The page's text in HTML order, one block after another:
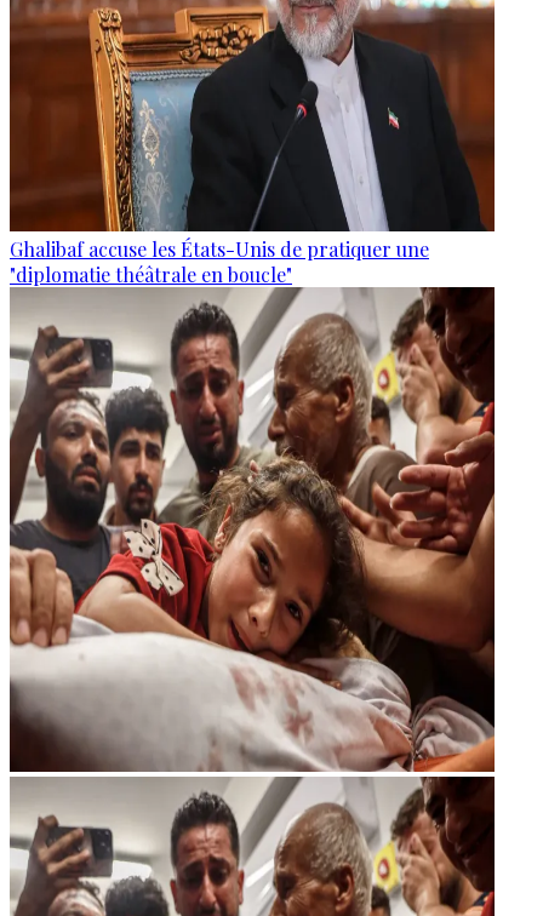
Ghalibaf accuse les États-Unis de pratiquer une
"diplomatie théâtrale en boucle"